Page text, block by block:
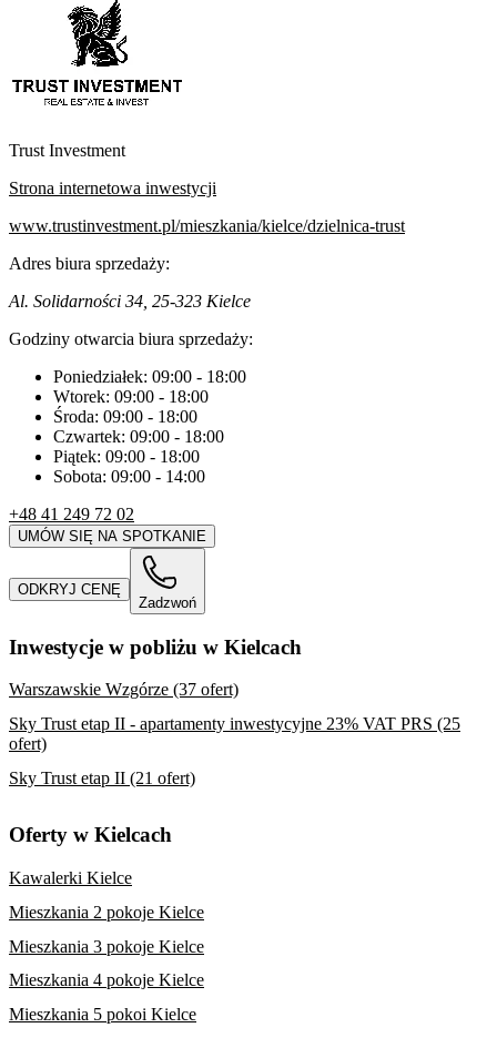
Trust Investment
Strona internetowa inwestycji
www.trustinvestment.pl/mieszkania/kielce/dzielnica-trust
Adres biura sprzedaży:
Al. Solidarności 34, 25-323 Kielce
Godziny otwarcia biura sprzedaży:
Poniedziałek: 09:00 - 18:00
Wtorek: 09:00 - 18:00
Środa: 09:00 - 18:00
Czwartek: 09:00 - 18:00
Piątek: 09:00 - 18:00
Sobota: 09:00 - 14:00
+48 41 249 72 02
UMÓW SIĘ NA SPOTKANIE
ODKRYJ CENĘ
Zadzwoń
Inwestycje w pobliżu w Kielcach
Warszawskie Wzgórze (37 ofert)
Sky Trust etap II - apartamenty inwestycyjne 23% VAT PRS (25
ofert)
Sky Trust etap II (21 ofert)
Oferty w Kielcach
Kawalerki Kielce
Mieszkania 2 pokoje Kielce
Mieszkania 3 pokoje Kielce
Mieszkania 4 pokoje Kielce
Mieszkania 5 pokoi Kielce